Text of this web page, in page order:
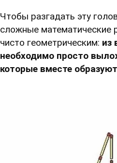
Чтобы разгадать эту
сложные математические
чисто геометрическим: из
необходимо просто
которые вместе